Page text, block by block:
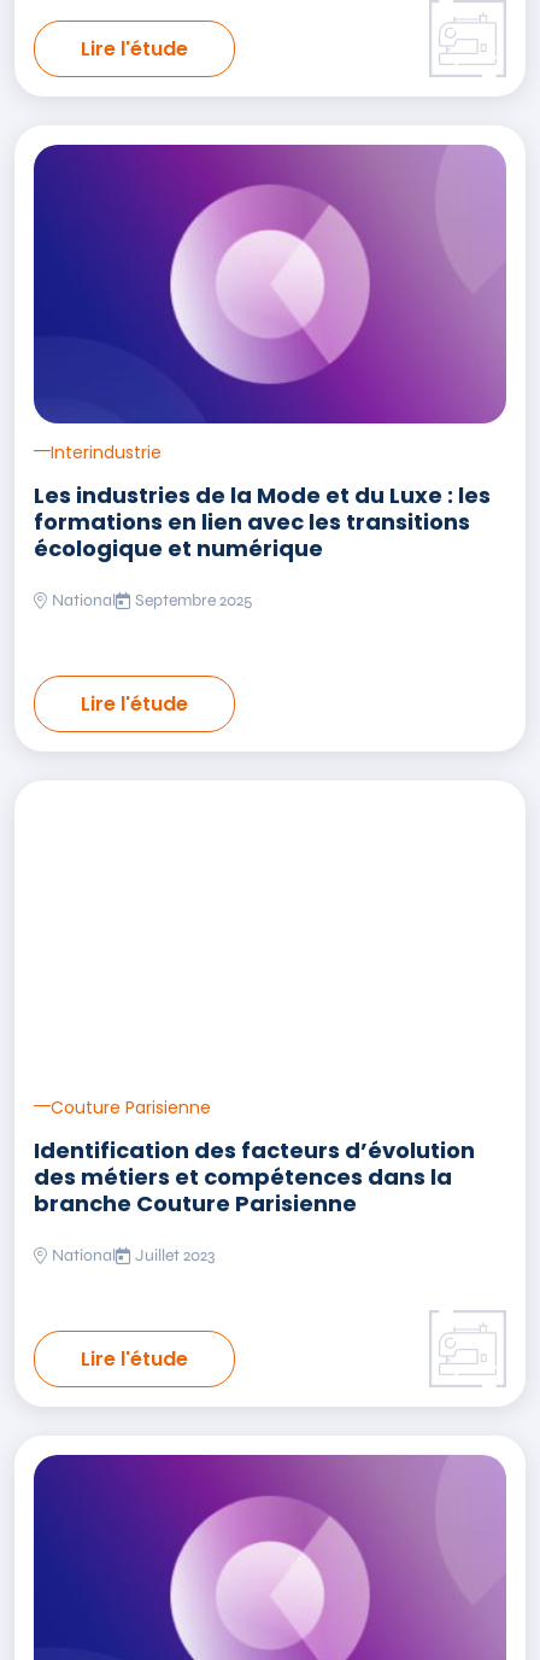
Lire l'étude
Interindustrie
Les industries de la Mode et du Luxe : les
formations en lien avec les transitions
écologique et numérique
National Septembre 2025
Lire l'étude
Couture Parisienne
Identification des facteurs d’évolution
des métiers et compétences dans la
branche Couture Parisienne
National Juillet 2023
Lire l'étude